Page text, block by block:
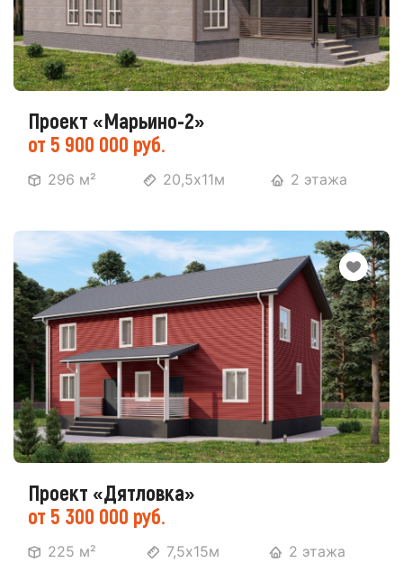
Проект «Марьино-2»
от 5 900 000 руб.
296 м² 20,5х11м 2 этажа
Проект «Дятловка»
от 5 300 000 руб.
225 м² 7,5х15м 2 этажа